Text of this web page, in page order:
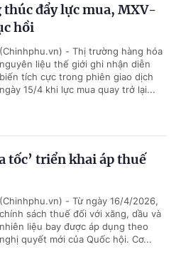
đẩy lực mua, MXV-
hồi
(Chinhphu.vn) - Thị trường hàng hóa
nguyên liệu thế giới ghi nhận diễn
biến tích cực trong phiên giao dịch
ngày 15/4 khi lực mua quay trở lại...
tốc’ triển khai áp thuế
(Chinhphu.vn) - Từ ngày 16/4/2026,
chính sách thuế đối với xăng, dầu và
nhiên liệu bay được áp dụng theo
nghị quyết mới của Quốc hội. Cơ...